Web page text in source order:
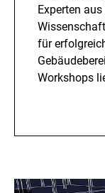
Experten
für
Workshops